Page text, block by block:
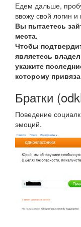
Едем дальше,
ввожу свой логин
Вы пытаетесь
места.
Чтобы
являетесь
укажите
которому
Братки
Поведение
эмоций.